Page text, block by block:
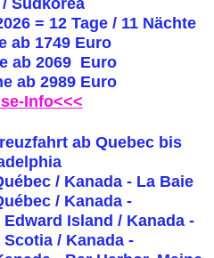
Südkorea
= 12 Tage / 11 Nächte
ab 1749 Euro
ab 2069 Euro
ab 2989 Euro
Info<<<
ab Quebec bis
/ Kanada - La Baie
/ Kanada -
Island / Kanada -
/ Kanada -